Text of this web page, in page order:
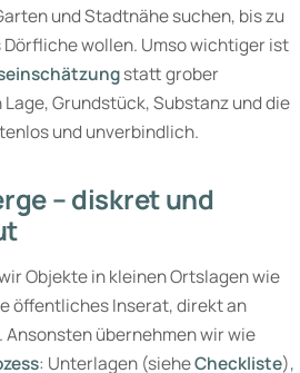
und Stadtnähe suchen, bis zu
wollen. Umso wichtiger ist
statt grober
Grundstück, Substanz und die
und unverbindlich.
– diskret und
Objekte in kleinen Ortslagen wie
öffentliches Inserat, direkt an
übernehmen wir wie
: Unterlagen (sieheCheckliste),